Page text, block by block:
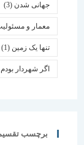
جهانی شدن(3)
معمار و مسئولیت
تنها یک زمین(1)
اگر شهردار بودم (1)
برچسب تقسیم‌بندی